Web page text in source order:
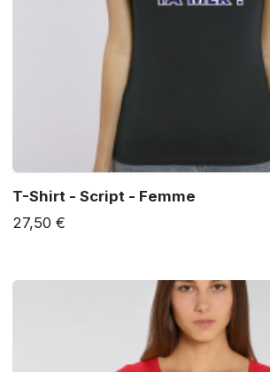
T-Shirt - Script - Femme
27,50 €